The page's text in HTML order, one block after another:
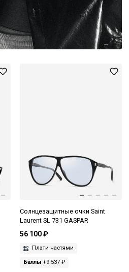
Солнцезащитные очки Saint
Laurent SL 731 GASPAR
56 100 ₽
Плати частями
Баллы+9 537 ₽